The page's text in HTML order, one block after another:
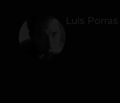
Luis Porras